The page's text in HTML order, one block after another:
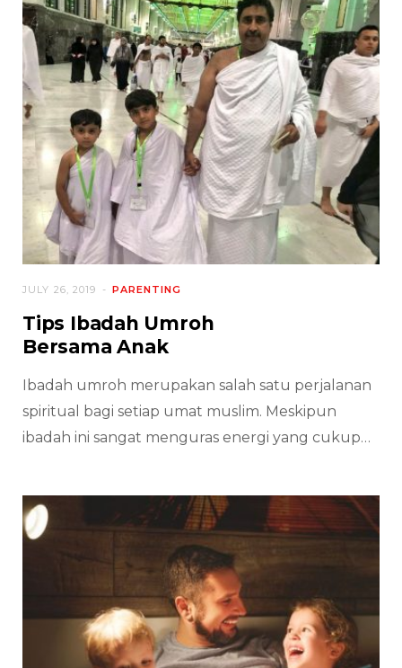
PARENTING
JULY 26, 2019
Tips Ibadah Umroh
Bersama Anak
Ibadah umroh merupakan salah satu perjalanan
spiritual bagi setiap umat muslim. Meskipun
ibadah ini sangat menguras energi yang cukup…